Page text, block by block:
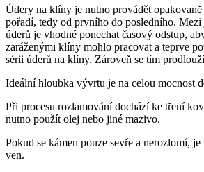
Údery na klíny je nutno provádět
pořadí, tedy od prvního do posledního.
úderů je vhodné ponechat časový odstup,
zaráženými klíny mohlo pracovat a teprve
sérii úderů na klíny. Zároveň se tím
Ideální hloubka vývrtu je na celou mocnost
Při procesu rozlamování dochází ke tření
nutno použít olej nebo jiné mazivo.
Pokud se kámen pouze sevře a nerozlomí,
ven.